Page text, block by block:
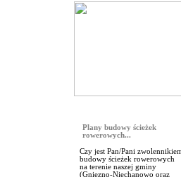
Plany budowy ścieżek
rowerowych...
Czy jest Pan/Pani
budowy ścieżek rowerowych
na terenie naszej gminy
(Gniezno-Niechanowo oraz